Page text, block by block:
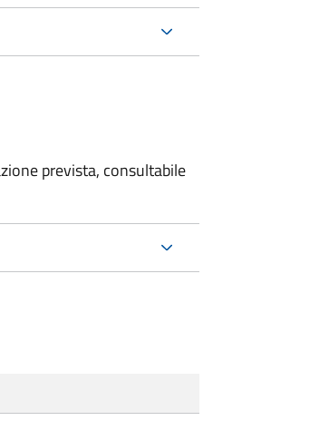
prevista, consultabile